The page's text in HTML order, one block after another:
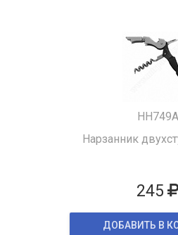
HH749A
Нарзанник
245
ДОБАВИТЬ В